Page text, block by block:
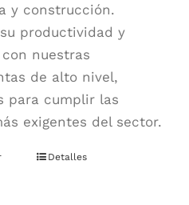
y construcción.
productividad y
nuestras
de alto nivel,
para cumplir las
exigentes del sector.
Este
Detalles